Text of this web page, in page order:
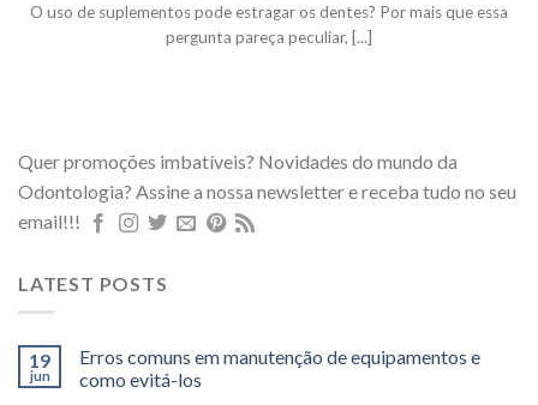
O uso de suplementos pode estragar os dentes? Por mais que essa
pergunta pareça peculiar, [...]
Quer promoções imbatíveis? Novidades do mundo da
Odontologia? Assine a nossa newsletter e receba tudo no seu
email!!!
LATEST POSTS
19
jun
Erros comuns em manutenção de equipamentos e
como evitá-los